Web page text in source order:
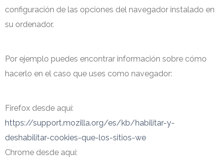
configuración de las opciones del navegador instalado en
su ordenador.
Por ejemplo puedes encontrar información sobre cómo
hacerlo en el caso que uses como navegador:
Firefox desde aquí:
https://support.mozilla.org/es/kb/habilitar-y-
deshabilitar-cookies-que-los-sitios-we
Chrome desde aquí: